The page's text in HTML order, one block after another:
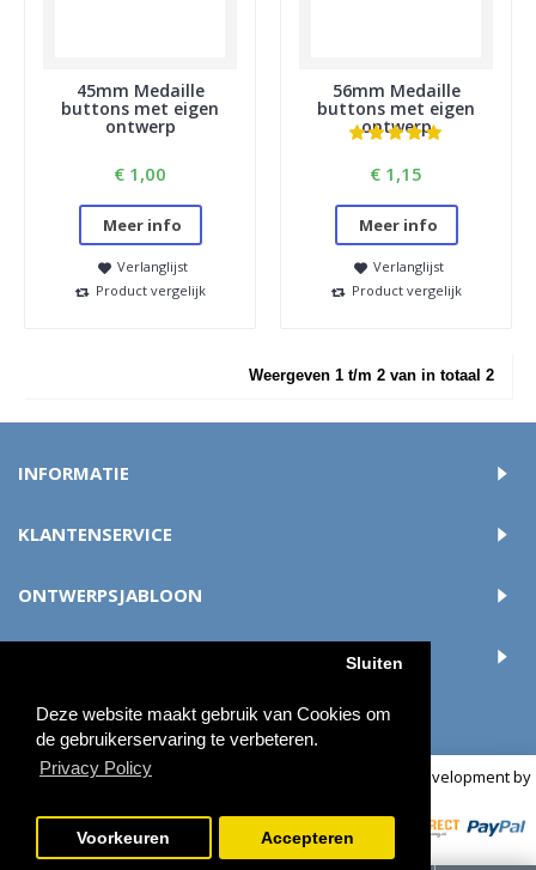
Deze website maakt gebruik van Cookies om
de gebruikerservaring te verbeteren.
Privacy Policy
Sluiten
Voorkeuren Accepteren
45mm Medaille
buttons met eigen
ontwerp
€ 1,00
Meer info
Verlanglijst
Product vergelijk
56mm Medaille
buttons met eigen
ontwerp
€ 1,15
Meer info
Verlanglijst
Product vergelijk
Weergeven 1 t/m 2 van in totaal 2
INFORMATIE
KLANTENSERVICE
ONTWERPSJABLOON
© 2018 buttonsmaken.nl - Alle rechten voorbehouden | Development by